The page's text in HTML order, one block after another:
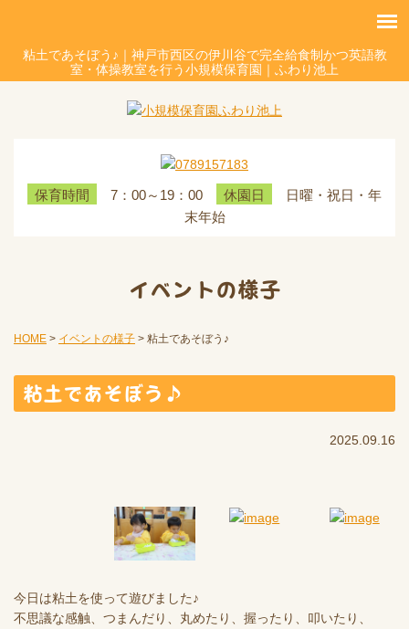
粘土であそぼう♪｜神戸市西区の伊川谷で完全給食制かつ英語教
室・体操教室を行う小規模保育園｜ふわり池上
保育時間 7：00～19：00 休園日
日曜・祝日・年
末年始
イベントの様子
HOME > イベントの様子 > 粘土であそぼう♪
粘土であそぼう♪
2025.09.16
今日は粘土を使って遊びました♪
不思議な感触、つまんだり、丸めたり、握ったり、叩いたり、